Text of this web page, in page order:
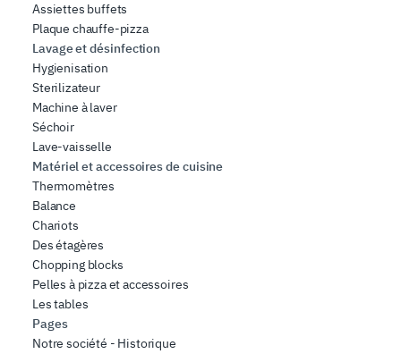
Assiettes buffets
Plaque chauffe-pizza
Lavage et désinfection
Hygienisation
Sterilizateur
Machine à laver
Séchoir
Lave-vaisselle
Matériel et accessoires de cuisine
Thermomètres
Balance
Chariots
Des étagères
Chopping blocks
Pelles à pizza et accessoires
Les tables
Pages
Notre société - Historique